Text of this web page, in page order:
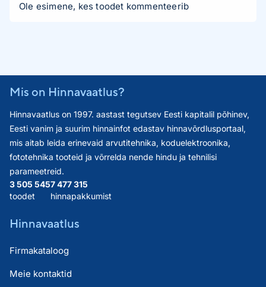
Ole esimene, kes toodet kommenteerib
Mis on Hinnavaatlus?
Hinnavaatlus on 1997. aastast tegutsev Eesti kapitalil põhinev,
Eesti vanim ja suurim hinnainfot edastav hinnavõrdlusportaal,
mis aitab leida erinevaid arvutitehnika, koduelektroonika,
fototehnika tooteid ja võrrelda nende hindu ja tehnilisi
parameetreid.
3 505 545
toodet
7 477 315
hinnapakkumist
Hinnavaatlus
Firmakataloog
Meie kontaktid